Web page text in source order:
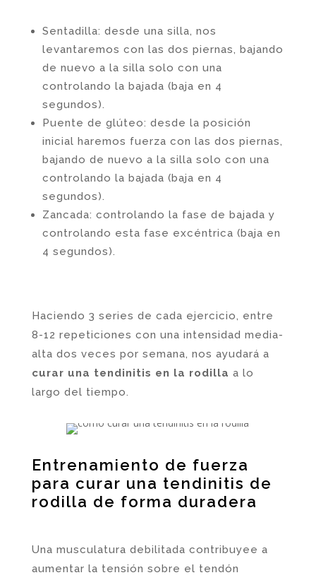
Sentadilla: desde una silla, nos
levantaremos con las dos piernas, bajando
de nuevo a la silla solo con una
controlando la bajada (baja en 4
segundos).
Puente de glúteo: desde la posición
inicial haremos fuerza con las dos piernas,
bajando de nuevo a la silla solo con una
controlando la bajada (baja en 4
segundos).
Zancada: controlando la fase de bajada y
controlando esta fase excéntrica (baja en
4 segundos).
Haciendo 3 series de cada ejercicio, entre
8-12 repeticiones con una intensidad media-
alta dos veces por semana, nos ayudará a
curar una tendinitis en la rodilla a lo
largo del tiempo.
Entrenamiento de fuerza
para curar una tendinitis de
rodilla de forma duradera
Una musculatura debilitada contribuyee a
aumentar la tensión sobre el tendón